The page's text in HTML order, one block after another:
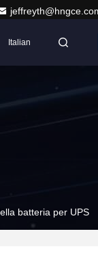
Italian
batteria per UPS